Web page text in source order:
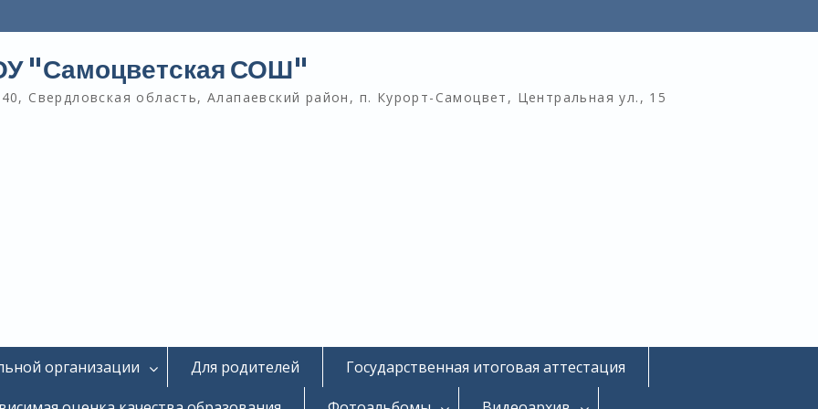
"Самоцветская СОШ"
Свердловская область, Алапаевский район, п. Курорт-Самоцвет, Центральная ул., 15
организации Для родителей
Государственная итоговая аттестация